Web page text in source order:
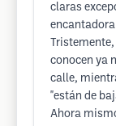
claras
conocen ya
calle,
"están de
Ahora